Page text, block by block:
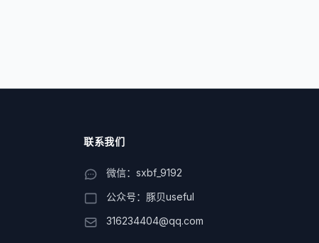
联系我们
微信：sxbf_9192
公众号：豚贝useful
316234404@qq.com